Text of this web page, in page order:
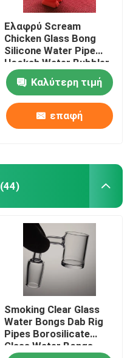
Ελαφρύ Scream
Chicken Glass Bong
Silicone Water Pipe
Hookah Water Bubbler
CE
Καλύτερη τιμή
επαφή
(44)
Smoking Clear Glass
Water Bongs Dab Rig
Pipes Borosilicate
Glass Water Bongs